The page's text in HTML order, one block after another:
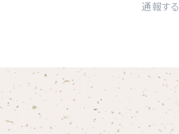
通報する